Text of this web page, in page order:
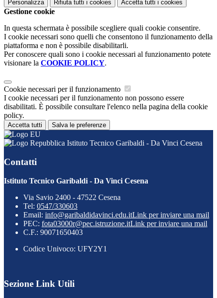
Personalizza Rifiuta tutti i cookies Accetta tutti i cookies
Gestione cookie
In questa schermata è possibile scegliere quali cookie consentire.
I cookie necessari sono quelli che consentono il funzionamento della
piattaforma e non è possibile disabilitarli.
Per conoscere quali sono i cookie necessari al funzionamento potete
visionare la COOKIE POLICY.
Cookie necessari per il funzionamento
I cookie necessari per il funzionamento non possono essere
disabilitati. È possibile consultare l'elenco nella pagina della cookie
policy.
Accetta tutti Salva le preferenze
Istituto Tecnico Garibaldi - Da Vinci Cesena
Contatti
Istituto Tecnico Garibaldi - Da Vinci Cesena
Via Savio 2400 - 47522 Cesena
Tel: 0547/330603
Email: info@garibaldidavinci.edu.itLink per inviare una mail
PEC: fota03000r@pec.istruzione.itLink per inviare una mail
C.F.: 90071650403
Codice Univoco: UFY2Y1
Sezione Link Utili